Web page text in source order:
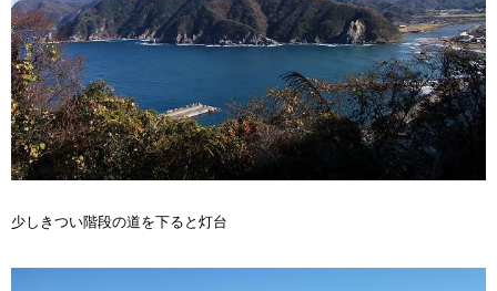
少しきつい階段の道を下ると灯台